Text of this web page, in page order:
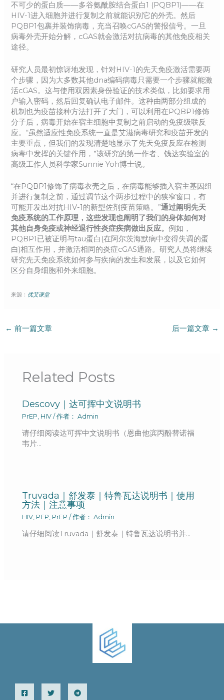
不可少的蛋白质——多谷氨酰胺结合蛋白1 (PQBP1)——在
HIV-1进入细胞并进行复制之前就能识别它的外壳。然后
PQBP1包裹并装饰病毒，充当召唤cGAS的警报信号。一旦
病毒外壳开始分解，cGAS就会激活对抗病毒的其他免疫相关
途径。
研究人员最初惊讶地发现，针对HIV-1的先天免疫激活需要两
个步骤，因为大多数其他dna编码病毒只需要一个步骤就能激
活cGAS。这与使用双因素身份验证的技术类似，比如要求用
户输入密码，然后回复确认电子邮件。这种由两部分组成的
机制也为疫苗接种方法打开了大门，可以利用在PQBP1修饰
分子后，病毒开始在宿主细胞中复制之前启动的免疫级联反
应。“虽然适应性免疫系统一直是艾滋病毒研究和疫苗开发的
主要重点，但我们的发现清楚地显示了先天免疫反应在检测
病毒中发挥的关键作用，”该研究的第一作者、钱达实验室的
高级工作人员科学家Sunnie Yoh博士说。
“在PQBP1修饰了病毒衣壳之后，在病毒能够插入宿主基因组
并进行复制之前，通过调节这个两步过程中的狭窄窗口，有
可能开发出对抗HIV-1的新型佐剂疫苗策略。”通过阐明先天
免疫系统的工作原理，这些发现也阐明了我们的身体如何对
其他自身免疫或神经退行性炎症疾病做出反应。例如，
PQBP1已被证明与tau蛋白(在阿尔茨海默病中变得失调的蛋
白)相互作用，并激活相同的炎症cGAS通路。研究人员将继续
研究先天免疫系统如何参与疾病的发生和发展，以及它如何
区分自身细胞和外来细胞。​​​​
来源： 优艾课堂
← 前一篇文章 后一篇文章 →
Related Posts
Descovy｜达可挥中文说明书
PrEP HIV / 作者： Admin
请仔细阅读达可挥中文说明书（恩曲他滨丙酚替诺福
韦片…
Truvada｜舒发泰｜特鲁瓦达说明书｜使用
方法｜注意事项
HIV PEP PrEP / 作者： Admin
请仔细阅读Truvada｜舒发泰｜特鲁瓦达说明书并…